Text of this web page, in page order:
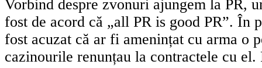
Vorbind despre zvonuri ajungem la PR,
fost de acord că „all PR is good PR”. În
fost acuzat că ar fi amenințat cu arma o
cazinourile renunțau la contractele cu el.